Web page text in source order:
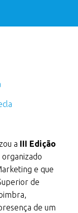
a
III Edição
e que
de
de um